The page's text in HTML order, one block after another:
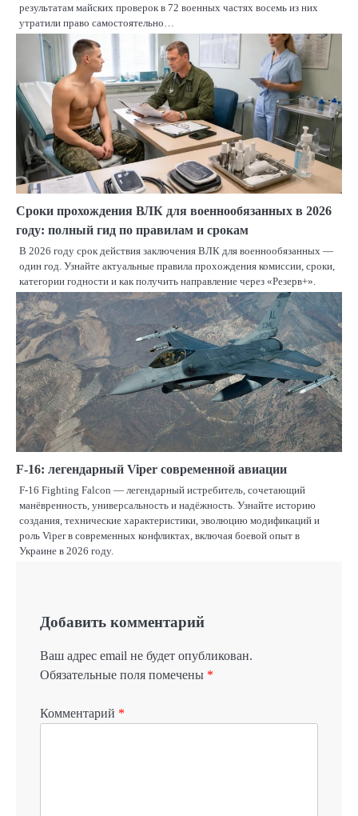
результатам майских проверок в 72 военных частях восемь из них
утратили право самостоятельно…
Сроки прохождения ВЛК для военнообязанных в 2026
году: полный гид по правилам и срокам
В 2026 году срок действия заключения ВЛК для военнообязанных —
один год. Узнайте актуальные правила прохождения комиссии, сроки,
категории годности и как получить направление через «Резерв+».
F-16: легендарный Viper современной авиации
F-16 Fighting Falcon — легендарный истребитель, сочетающий
манёвренность, универсальность и надёжность. Узнайте историю
создания, технические характеристики, эволюцию модификаций и
роль Viper в современных конфликтах, включая боевой опыт в
Украине в 2026 году.
Добавить комментарий
Ваш адрес email не будет опубликован.
Обязательные поля помечены *
Комментарий *